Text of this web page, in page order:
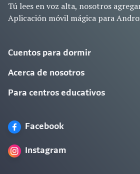
Tú lees en voz alta, nosotros
Aplicación móvil mágica para
Cuentos para dormir
Acerca de nosotros
Para centros educativos
Facebook
Instagram